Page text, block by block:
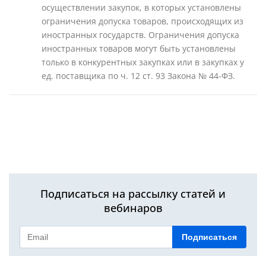
осуществлении закупок, в которых установлены
ограничения допуска товаров, происходящих из
иностранных государств. Ограничения допуска
иностранных товаров могут быть установлены
только в конкурентных закупках или в закупках у
ед. поставщика по ч. 12 ст. 93 Закона № 44-ФЗ.
Подписаться на рассылку статей и
вебинаров
Подписаться